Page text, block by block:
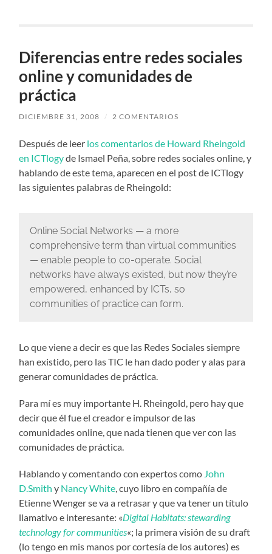
Diferencias entre redes sociales
online y comunidades de
práctica
DICIEMBRE 31, 2008 / 2 COMENTARIOS
Después de leer los comentarios de Howard Rheingold
en ICTlogyde Ismael Peña, sobre redes sociales online, y
hablando de este tema, aparecen en el post de ICTlogy
las siguientes palabras de Rheingold:
Online Social Networks — a more
comprehensive term than virtual communities
— enable people to co-operate. Social
networks have always existed, but now they’re
empowered, enhanced by ICTs, so
communities of practice can form.
Lo que viene a decir es que las Redes Sociales siempre
han existido, pero las TIC le han dado poder y alas para
generar comunidades de práctica.
Para mí es muy importante H. Rheingold, pero hay que
decir que él fue el creador e impulsor de las
comunidades online, que nada tienen que ver con las
comunidades de práctica.
Hablando y comentando con expertos como John
D.Smith y Nancy White, cuyo libro en compañía de
Etienne Wenger se va a retrasar y que va tener un título
llamativo e interesante: «Digital Habitats: stewarding
technology for communities«; la primera visión de su draft
(lo tengo en mis manos por cortesía de los autores) es